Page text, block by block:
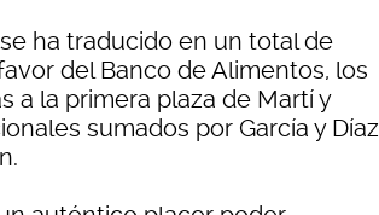
ha traducido en un total de
del Banco de Alimentos, los
a la primera plaza de Martí y
sumados por García y Díaz